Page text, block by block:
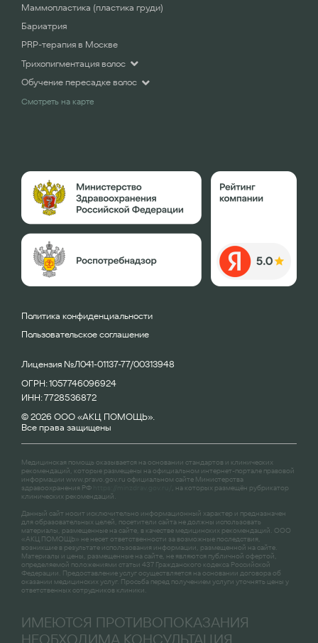
Маммопластика (пластика груди)
Бариатрия
PRP-терапия в Москве
Трихопигментация волос
Обучение пересадке волос
Смотреть на карте
Политика конфиденциальности
Пользовательское соглашение
Лицензия №Л041-01137-77/00313948
ОГРН: 1057746096924
ИНН: 7728536872
© 2026 ООО «АКЦ ПОМОЩЬ».
Все права защищены
Медицинская помощь оказывается на основании стандартов и клинических
рекомендаций, которые размещены на официальном интернет-портале правовой
информации www.pravo.gov.ru официальном сайте Министерства
здравоохранения РФ
, на которых размещён рубрикатор
клинических рекомендаций.
Данный сайт носит исключительно информационный характер и предназначен
для образовательных целей, посетители сайта не должны использовать
материалы, размещенные на сайте, в качестве медицинских рекомендаций. ООО
«АКЦ ПОМОЩЬ» не несет ответственности за возможные последствия,
возникшие в результате использования информации, размещенной на сайте.
Материалы и цены, размещенные на сайте, не являются публичной офертой,
определяемой положениями статьи 437 Гражданского кодекса Российской
Федерации. Предоставление услуг осуществляется на основании договора об
оказании медицинских услуг. Просьба перед получением услуги уточнять цены у
ответственных сотрудников клиники.
ИМЕЮТСЯ ПРОТИВОПОКАЗАНИЯ
НЕОБХОДИМА КОНСУЛЬТАЦИЯ